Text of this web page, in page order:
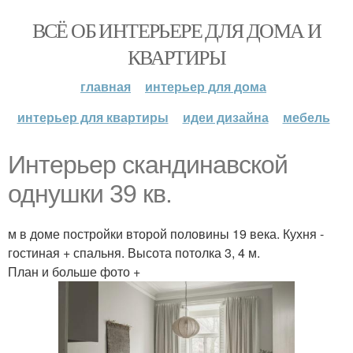
ВСЁ ОБ ИНТЕРЬЕРЕ ДЛЯ ДОМА И
КВАРТИРЫ
главная
интерьер для дома
интерьер для квартиры
идеи дизайна мебель
Интерьер скандинавской
однушки 39 кв.
м в доме постройки второй половины 19 века. Кухня -
гостиная + спальня. Высота потолка 3, 4 м.
План и больше фото +